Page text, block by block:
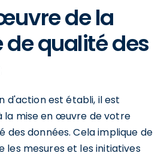
de la
qualité des
d'action est établi, il est
la mise en œuvre de votre
des données. Cela implique de
mesures et les initiatives